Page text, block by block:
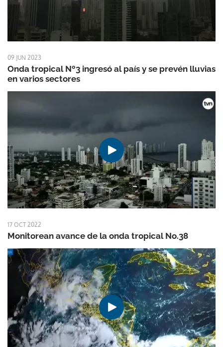
09 JUN 2023
Onda tropical Nº3 ingresó al país y se prevén lluvias
en varios sectores
17 OCT 2022
Monitorean avance de la onda tropical No.38